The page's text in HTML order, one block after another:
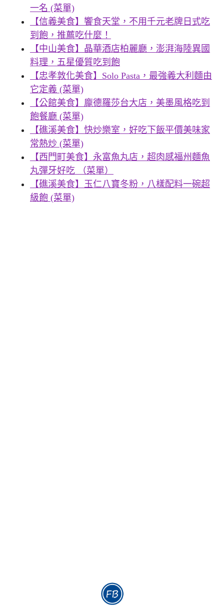
一名 (菜單)
【信義美食】饗食天堂，不用千元老牌日式吃
到飽，推薦吃什麼！
【中山美食】晶華酒店柏麗廳，澎湃海陸異國
料理，五星優質吃到飽
【忠孝敦化美食】Solo Pasta，最強義大利麵由
它定義 (菜單)
【公館美食】龐德羅莎台大店，美墨風格吃到
飽餐廳 (菜單)
【礁溪美食】快炒樂室，好吃下飯平價美味家
常熱炒 (菜單)
【西門町美食】永富魚丸店，超肉感福州麵魚
丸彈牙好吃 （菜單）
【礁溪美食】玉仁八寶冬粉，八樣配料一碗超
級飽 (菜單)